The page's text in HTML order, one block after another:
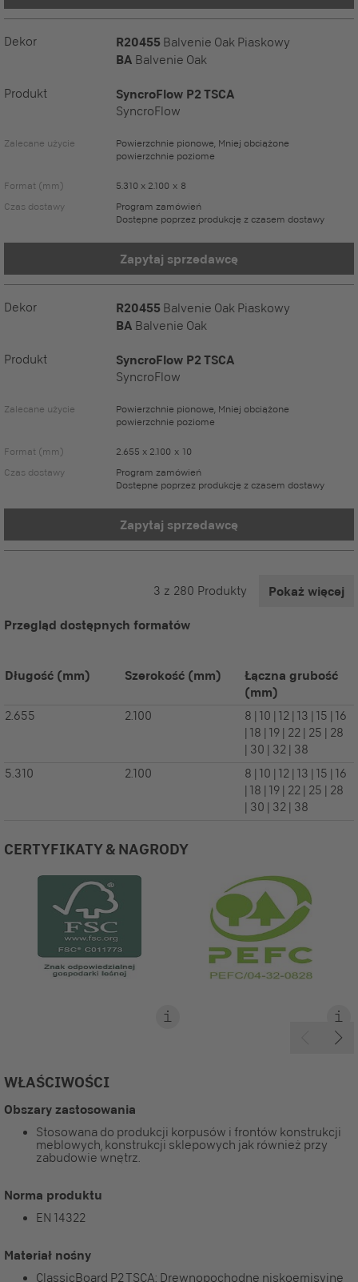
Dekor R20455 Balvenie Oak Piaskowy
BA Balvenie Oak
Produkt SyncroFlow P2 TSCA
SyncroFlow
Zalecane użycie
Powierzchnie pionowe, Mniej obciążone
powierzchnie poziome
Format (mm)
5.310 x 2.100 x 8
Czas dostawy
Program zamówień
Dostępne poprzez produkcję z czasem dostawy
Zapytaj sprzedawcę
Dekor R20455 Balvenie Oak Piaskowy
BA Balvenie Oak
Produkt SyncroFlow P2 TSCA
SyncroFlow
Zalecane użycie
Powierzchnie pionowe, Mniej obciążone
powierzchnie poziome
Format (mm)
2.655 x 2.100 x 10
Czas dostawy
Program zamówień
Dostępne poprzez produkcję z czasem dostawy
Zapytaj sprzedawcę
3 z 280 Produkty Pokaż więcej
Przegląd dostępnych formatów
Długość (mm) Szerokość (mm)
Łączna grubość
(mm)
2.655 2.100
8 | 10 | 12 | 13 | 15 | 16
| 18 | 19 | 22 | 25 | 28
| 30 | 32 | 38
5.310
2.100
8 | 10 | 12 | 13 | 15 | 16
| 18 | 19 | 22 | 25 | 28
| 30 | 32 | 38
CERTYFIKATY & NAGRODY
WŁAŚCIWOŚCI
Obszary zastosowania
Stosowana do produkcji korpusów i frontów konstrukcji
meblowych, konstrukcji sklepowych jak również przy
zabudowie wnętrz.
Norma produktu
EN 14322
Materiał nośny
ClassicBoard P2 TSCA: Drewnopochodne niskoemisyjne